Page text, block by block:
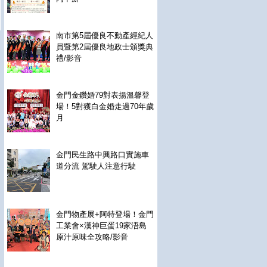
南市第5屆優良不動產經紀人
員暨第2屆優良地政士頒獎典
禮/影音
金門金鑽婚79對表揚溫馨登
場！5對獲白金婚走過70年歲
月
金門民生路中興路口實施車
道分流 駕駛人注意行駛
金門物產展+阿特登場！金門
工業會×漢神巨蛋19家浯島
原汁原味全攻略/影音